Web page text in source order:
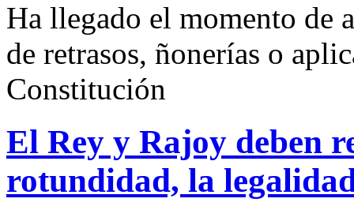
Ha llegado el momento de
de retrasos, ñonerías o
Constitución
El Rey y Rajoy deben
rotundidad, la